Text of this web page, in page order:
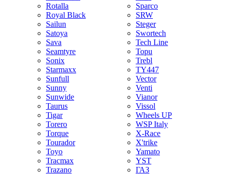
Rotalla
Royal Black
Sailun
Satoya
Sava
Seamtyre
Sonix
Starmaxx
Sunfull
Sunny
Sunwide
Taurus
Tigar
Torero
Torque
Tourador
Toyo
Tracmax
Trazano
Sparco
SRW
Steger
Swortech
Tech Line
Topu
Trebl
TY447
Vector
Venti
Vianor
Vissol
Wheels UP
WSP Italy
X-Race
X'trike
Yamato
YST
ГАЗ